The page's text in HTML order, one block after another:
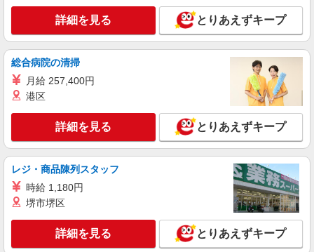
時給1700円 月収例：265000円以上（残業・休
日出勤手当て等が含まれています） 交通費全額支
給 愛知県名古屋市南区 ＊車・バイク通勤OK
キープ 詳細を見る
株式会社テクノ・サービス/お仕事No/0793543
時給1150円 月収例：156200円以上（残業・休
日出勤手当て等が含まれています） 交通費全額支
愛知県名古屋市南区 ＊バイク通勤OK
詳細を見る
派遣社員
詳細を見る とりあえずキープ
総合病院の清掃
月給 257,400円
港区
詳細を見る とりあえずキープ
レジ・商品陳列スタッフ
時給 1,180円
堺市堺区
詳細を見る とりあえずキープ